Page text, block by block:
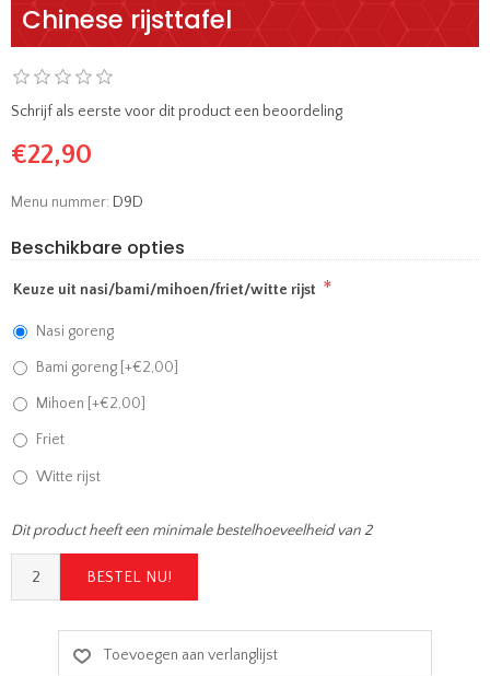
Chinese rijsttafel
Schrijf als eerste voor dit product een beoordeling
€22,90
Menu nummer: D9D
Beschikbare opties
Keuze uit nasi/bami/mihoen/friet/witte rijst *
Nasi goreng
Bami goreng [+€2,00]
Mihoen [+€2,00]
Friet
Witte rijst
Dit product heeft een minimale bestelhoeveelheid van 2